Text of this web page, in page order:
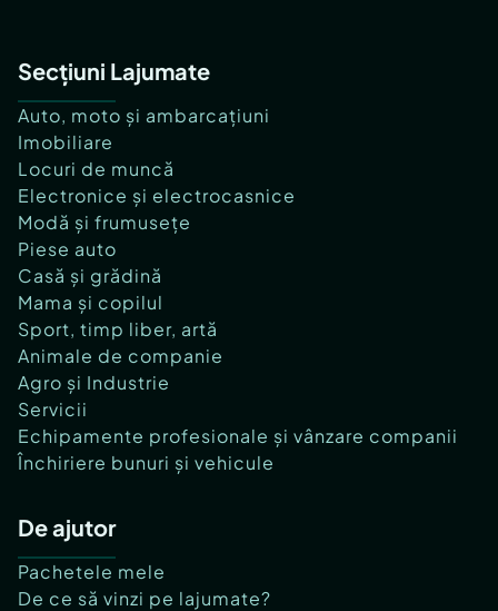
Secțiuni Lajumate
Auto, moto și ambarcațiuni
Imobiliare
Locuri de muncă
Electronice și electrocasnice
Modă și frumusețe
Piese auto
Casă și grădină
Mama și copilul
Sport, timp liber, artă
Animale de companie
Agro și Industrie
Servicii
Echipamente profesionale și vânzare companii
Închiriere bunuri și vehicule
De ajutor
Pachetele mele
De ce să vinzi pe lajumate?